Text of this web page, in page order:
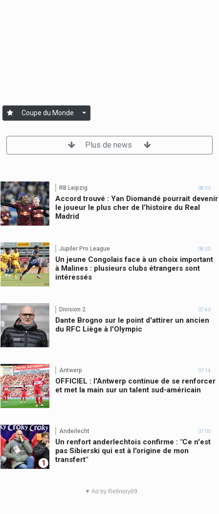
Coupe du Monde
Plus de news
RB Leipzig 08:30
Accord trouvé : Yan Diomandé pourrait devenir
le joueur le plus cher de l’histoire du Real
Madrid
Jupiler Pro League 08:00
Un jeune Congolais face à un choix important
à Malines : plusieurs clubs étrangers sont
intéressés
Division 2 07:40
Dante Brogno sur le point d'attirer un ancien
du RFC Liège à l'Olympic
Antwerp 07:14
OFFICIEL : l'Antwerp continue de se renforcer
et met la main sur un talent sud-américain
1
Anderlecht 07:00
Un renfort anderlechtois confirme : "Ce n'est
pas Sibierski qui est à l'origine de mon
transfert"
▼ Ad by Refinery89